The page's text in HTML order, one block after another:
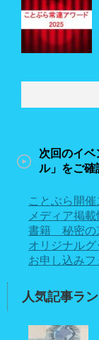
次回のイ
ル」をご確
ことぶら開
メディア掲載
書籍 秘密の
オリジナルグ
お申し込みフ
人気記事ラ